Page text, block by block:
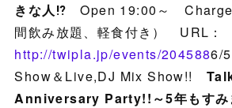
きな人⁉︎ Open 19:00～
間飲み放題、軽食付き） URL：
http://twipla.jp/events/2045886/
Show＆Live,DJ Mix Show!!
Anniversary Party!!～5年もすみ